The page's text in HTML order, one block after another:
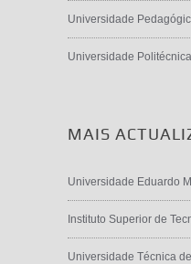
Universidade
Universidade Politécnica
MAIS
Universidade Eduardo
Instituto Superior de
Universidade Técnica